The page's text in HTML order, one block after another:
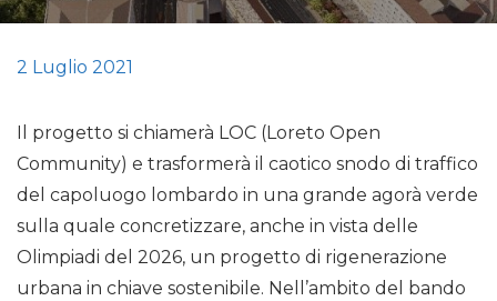
2 Luglio 2021
Il progetto si chiamerà LOC (Loreto Open
Community) e trasformerà il caotico snodo di traffico
del capoluogo lombardo in una grande agorà verde
sulla quale concretizzare, anche in vista delle
Olimpiadi del 2026, un progetto di rigenerazione
urbana in chiave sostenibile. Nell’ambito del bando